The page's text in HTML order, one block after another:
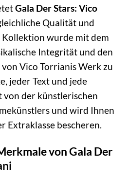
Gala Der Stars: Vico
Qualität und
wurde mit dem
Integrität und den
Vico Torrianis Werk zu
jeder Text und jede
der künstlerischen
und wird Ihnen
Extraklasse bescheren.
von Gala Der